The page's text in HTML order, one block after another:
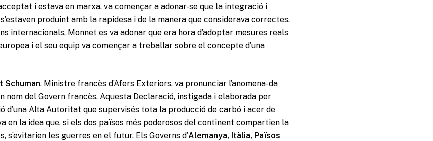
i estava en marxa, va començar a adonar-se que la integració i
produint amb la rapidesa i de la manera que considerava correctes.
internacionals, Monnet es va adonar que era hora d’adoptar mesures reals
i el seu equip va començar a treballar sobre el concepte d’una
Schuman, Ministre francès d’Afers Exteriors, va pronunciar l’anomena-da
nom del Govern francès. Aquesta Declaració, instigada i elaborada per
d’una Alta Autoritat que supervisés tota la producció de carbó i acer de
en la idea que, si els dos països més poderosos del continent compartien la
s’evitarien les guerres en el futur. Els Governs d’Alemanya, Itàlia, Països